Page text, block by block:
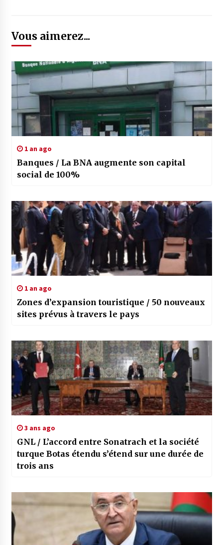
Vous aimerez...
1 an ago
Banques / La BNA augmente son capital
social de 100%
1 an ago
Zones d’expansion touristique / 50 nouveaux
sites prévus à travers le pays
3 ans ago
GNL / L’accord entre Sonatrach et la société
turque Botas étendu s’étend sur une durée de
trois ans